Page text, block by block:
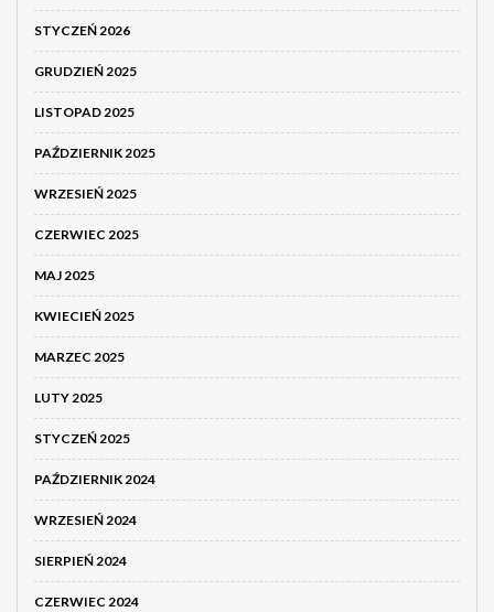
STYCZEŃ 2026
GRUDZIEŃ 2025
LISTOPAD 2025
PAŹDZIERNIK 2025
WRZESIEŃ 2025
CZERWIEC 2025
MAJ 2025
KWIECIEŃ 2025
MARZEC 2025
LUTY 2025
STYCZEŃ 2025
PAŹDZIERNIK 2024
WRZESIEŃ 2024
SIERPIEŃ 2024
CZERWIEC 2024